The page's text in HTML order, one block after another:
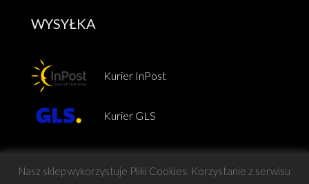
WYSYŁKA
Kurier InPost
Kurier GLS
Nasz sklep wykorzystuje Pliki Cookies. Korzystanie z serwisu